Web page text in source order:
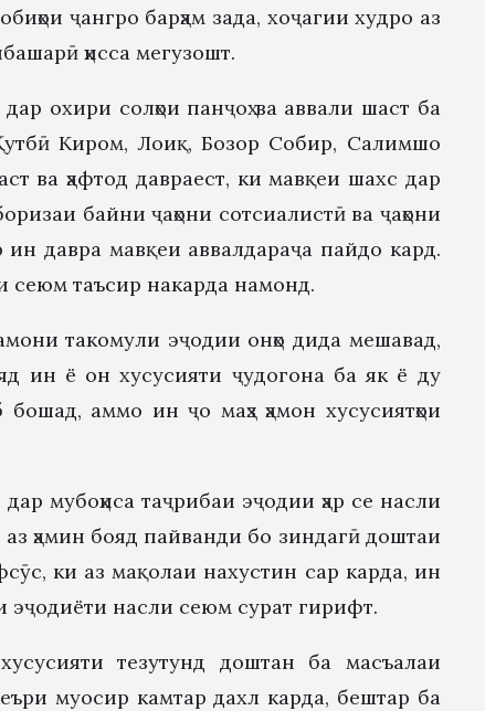
ҷангро барҳам зада, хоҷагии худро аз
ҳисса мегузошт.
охири солҳои панҷоҳ ва аввали шаст ба
Киром, Лоиқ, Бозор Собир, Салимшо
ва ҳафтод давраест, ки мавқеи шахс дар
байни ҷаҳони сотсиалистӣ ва ҷаҳони
давра мавқеи аввалдараҷа пайдо кард.
сеюм таъсир накарда намонд.
такомули эҷодии онҳо дида мешавад,
ин ё он хусусияти ҷудогона ба як ё ду
аммо ин ҷо маҳз ҳамон хусусиятҳои
мубоҳиса таҷрибаи эҷодии ҳар се насли
ҳамин бояд пайванди бо зиндагӣ доштаи
ки аз мақолаи нахустин сар карда, ин
эҷодиёти насли сеюм сурат гирифт.
тезутунд доштан ба масъалаи
муосир камтар дахл карда, бештар ба